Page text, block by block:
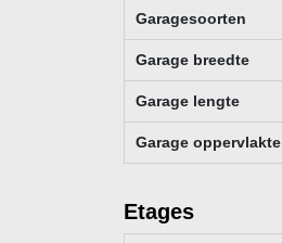
Garagesoorten
Garage breedte
Garage lengte
Garage oppervlakte
Etages